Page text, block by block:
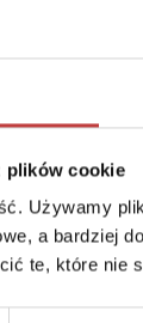
plików cookie
Używamy
a bardziej
te, które nie
Form
charakter